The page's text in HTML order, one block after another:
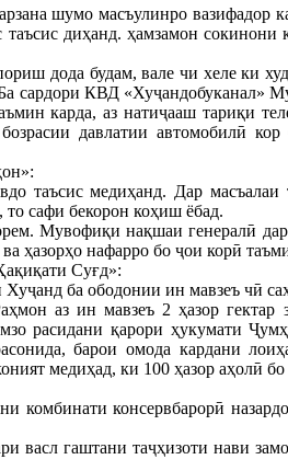
шумо масъулинро вазифадор
таъсис диҳанд. ҳамзамон
дода будам, вале чи хеле ки
сардори КВД «Хуҷандобуканал»
карда, аз натиҷааш тариқи
давлатии автомобилӣ
таъсис медиҳанд. Дар масъалаи
сафи бекорон коҳиш ёбад.
Мувофиқи нақшаи генералӣ
ҳазорҳо нафарро бо ҷои корӣ
Суғд»:
ба ободонии ин мавзеъ чӣ
аз ин мавзеъ 2 ҳазор гектар
расидани қарори ҳукумати
барои омода кардани
медиҳад, ки 100 ҳазор аҳолӣ
комбинати консервбарорӣ
васл гаштани таҷҳизоти нави